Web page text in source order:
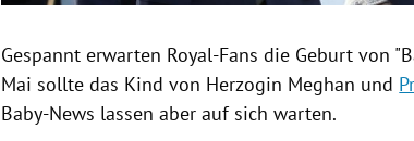
Gespannt erwarten Royal-Fans die Geburt von
Mai sollte das Kind von Herzogin Meghan und
Baby-News lassen aber auf sich warten.